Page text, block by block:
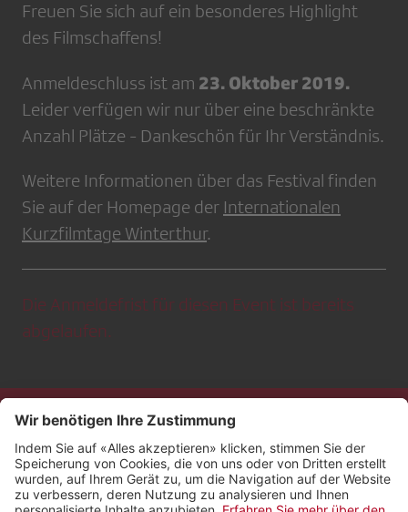
Freuen Sie sich auf ein besonderes Highlight
des Filmschaffens!
Anmeldeschluss ist am 23. Oktober 2019.
Leider verfügen wir nur über eine beschränkte
Anzahl Plätze - Dankeschön für Ihr Verständnis.
Weitere Informationen über das Festival finden
Sie auf der Homepage der Internationalen
Kurzfilmtage Winterthur.
Die Anmeldefrist für diesen Event ist bereits
abgelaufen.
Kontakt
Impressum
Rechtliches